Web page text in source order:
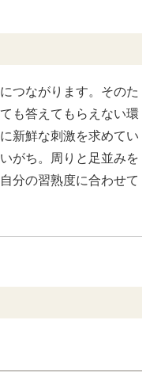
つながります。そのた
も答えてもらえない環
新鮮な刺激を求めてい
がち。周りと足並みを
分の習熟度に合わせて